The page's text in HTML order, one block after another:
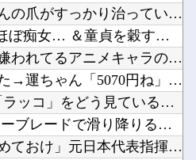
Powered by livedoor 相互RSS
★【ワートリ】華ちゃんの爪がすっかり治っていればいいけどね
【花騎士】 むちむち×ほぼ痴女… ＆童貞を穀す服っぽい服をき...
外国人「これが日本で嫌われてるアニメキャラのカップリングらし...
友人とタクシーに乗った→運ちゃん「5070円ね」私「５千円の...
日本人はBYDの軽EV「ラッコ」をどう見ているのか？…中国メ...
【動画】 階段をローラーブレードで滑り降りる女性
メキシコ人「韓国、やめておけ」元日本代表指揮官、韓国代表の新...